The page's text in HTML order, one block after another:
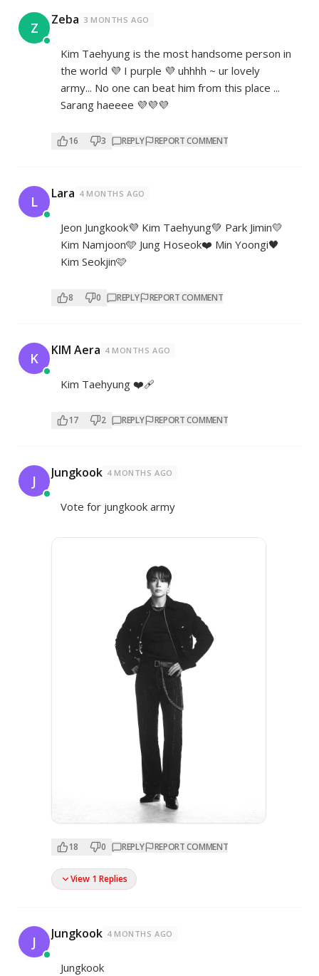
Z Zeba 3 MONTHS AGO
Kim Taehyung is the most handsome person in
the world 💜 I purple 💜 uhhhh ~ ur lovely
army... No one can beat him from this place ...
Sarang haeeee 💜💜💜
16 3 REPLY REPORT COMMENT
L Lara 4 MONTHS AGO
Jeon Jungkook💜 Kim Taehyung💚 Park Jimin💛
Kim Namjoon🩵 Jung Hoseok❤️ Min Yoongi🖤
Kim Seokjin🩷
8 0 REPLY REPORT COMMENT
K KIM Aera 4 MONTHS AGO
Kim Taehyung ❤️‍🩹
17 2 REPLY REPORT COMMENT
J Jungkook 4 MONTHS AGO
Vote for jungkook army
18 0 REPLY REPORT COMMENT
View 1 Replies
J Jungkook 4 MONTHS AGO
Jungkook